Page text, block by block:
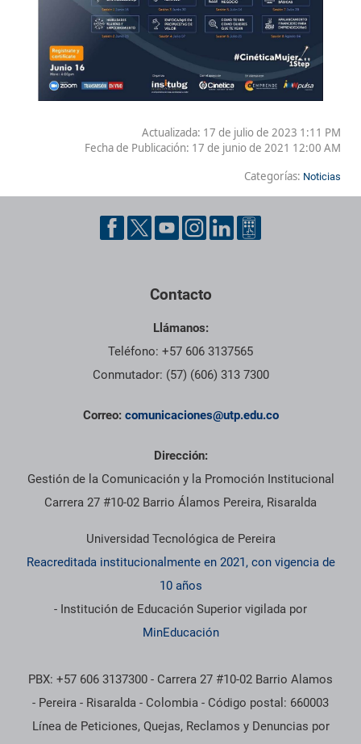
Actualizada: 17 de julio de 2023 1:11 PM
Fecha de Publicación: 17 de junio de 2021 12:00 AM
Categorías: Noticias
Contacto
Llámanos:
Teléfono: +57 606 3137565
Conmutador: (57) (606) 313 7300
Correo: comunicaciones@utp.edu.co
Dirección:
Gestión de la Comunicación y la Promoción Institucional
Carrera 27 #10-02 Barrio Álamos Pereira, Risaralda
Universidad Tecnológica de Pereira
Reacreditada institucionalmente en 2021, con vigencia de
10 años
- Institución de Educación Superior vigilada por
MinEducación
PBX: +57 606 3137300 - Carrera 27 #10-02 Barrio Alamos
- Pereira - Risaralda - Colombia - Código postal: 660003
Línea de Peticiones, Quejas, Reclamos y Denuncias por